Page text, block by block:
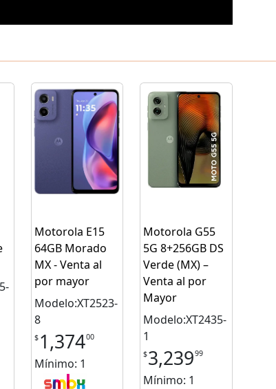
Motorola E15
64GB Morado
MX - Venta al
por mayor
Modelo:XT2523-
8
$ 1,37400
Mínimo: 1
Motorola G55
5G 8+256GB DS
Verde (MX) –
Venta al por
Mayor
Modelo:XT2435-
1
$3,23999
Mínimo: 1